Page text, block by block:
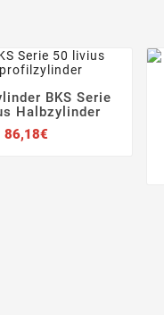
 
BKS Serie
Halbzylinder
86,18€